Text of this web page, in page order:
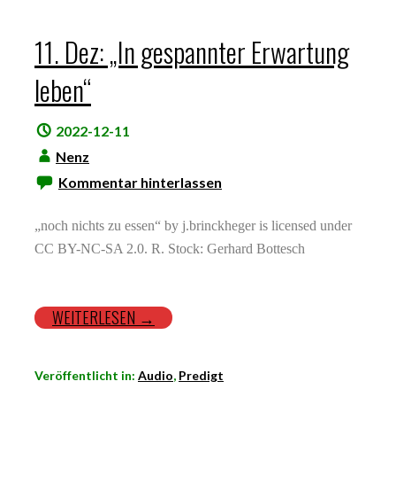
11. Dez: „In gespannter Erwartung
leben“
2022-12-11
Nenz
Kommentar hinterlassen
„noch nichts zu essen“ by j.brinckheger is licensed under
CC BY-NC-SA 2.0. R. Stock: Gerhard Bottesch
WEITERLESEN →
Veröffentlicht in: Audio, Predigt